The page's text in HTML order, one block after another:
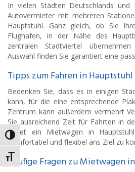
Umschalten auf hohe Kontraste
Schrift vergrößern
In vielen Städten Deutschlands und
Autovermieter mit mehreren
Hauptstuhl. Ganz gleich, ob Sie
Flughafen, in der Nähe des
zentralen Stadtviertel
Auswahl finden Sie garantiert eine
Tipps zum Fahren in Hauptstuhl
Bedenken Sie, dass es in einigen
kann, für die eine entsprechende
Zentrum kann außerdem vermehrt
Sie ausreichend Zeit für Fahrten in
bietet ein Mietwagen in
komfortabel und flexibel ans Ziel zu
Häufige Fragen zu Mietwagen